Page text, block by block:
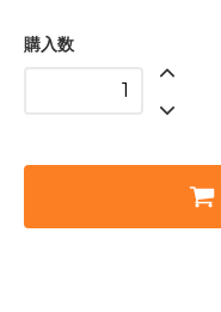
購入数